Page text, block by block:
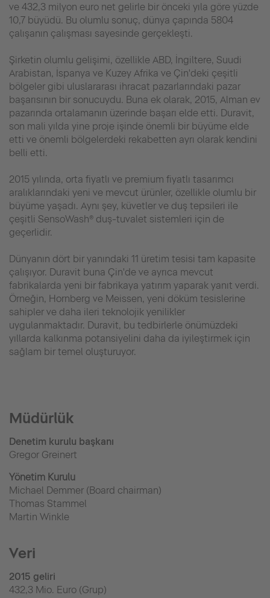
ve 432,3 milyon euro net gelirle bir önceki yıla göre yüzde
10,7 büyüdü. Bu olumlu sonuç, dünya çapında 5804
çalışanın çalışması sayesinde gerçekleşti.
Şirketin olumlu gelişimi, özellikle ABD, İngiltere, Suudi
Arabistan, İspanya ve Kuzey Afrika ve Çin'deki çeşitli
bölgeler gibi uluslararası ihracat pazarlarındaki pazar
başarısının bir sonucuydu. Buna ek olarak, 2015, Alman ev
pazarında ortalamanın üzerinde başarı elde etti. Duravit,
son mali yılda yine proje işinde önemli bir büyüme elde
etti ve önemli bölgelerdeki rekabetten ayrı olarak kendini
belli etti.
2015 yılında, orta fiyatlı ve premium fiyatlı tasarımcı
aralıklarındaki yeni ve mevcut ürünler, özellikle olumlu bir
büyüme yaşadı. Aynı şey, küvetler ve duş tepsileri ile
çeşitli SensoWash® duş-tuvalet sistemleri için de
geçerlidir.
Dünyanın dört bir yanındaki 11 üretim tesisi tam kapasite
çalışıyor. Duravit buna Çin'de ve ayrıca mevcut
fabrikalarda yeni bir fabrikaya yatırım yaparak yanıt verdi.
Örneğin, Hornberg ve Meissen, yeni döküm tesislerine
sahipler ve daha ileri teknolojik yenilikler
uygulanmaktadır. Duravit, bu tedbirlerle önümüzdeki
yıllarda kalkınma potansiyelini daha da iyileştirmek için
sağlam bir temel oluşturuyor.
Müdürlük
Denetim kurulu başkanı
Gregor Greinert
Yönetim Kurulu
Michael Demmer (Board chairman)
Thomas Stammel
Martin Winkle
Veri
2015 geliri
432,3 Mio. Euro (Grup)